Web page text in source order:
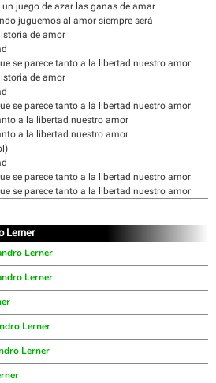
juego de azar las ganas de amar
juguemos al amor siempre será
de amor
se parece tanto a la libertad nuestro amor
de amor
se parece tanto a la libertad nuestro amor
a la libertad nuestro amor
a la libertad nuestro amor
se parece tanto a la libertad nuestro amor
se parece tanto a la libertad nuestro amor
Lerner
Lerner
Lerner
Lerner
Lerner